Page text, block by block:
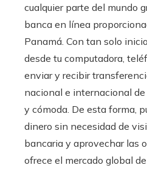
cualquier parte del mundo
banca en línea
Panamá. Con tan solo
desde tu computadora,
enviar y recibir
nacional e internacional
y cómoda. De esta forma,
dinero sin necesidad de
bancaria y aprovechar las
ofrece el mercado global